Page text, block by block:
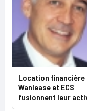
Location financière
Wanlease et ECS
fusionnent leur